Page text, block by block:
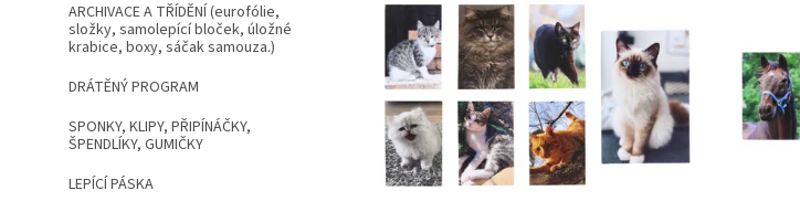
ARCHIVACE A TŘÍDĚNÍ (eurofólie,
složky, samolepící bloček, úložné
krabice, boxy, sáčak samouza.)
DRÁTĚNÝ PROGRAM
SPONKY, KLIPY, PŘIPÍNÁČKY,
ŠPENDLÍKY, GUMIČKY
LEPÍCÍ PÁSKA